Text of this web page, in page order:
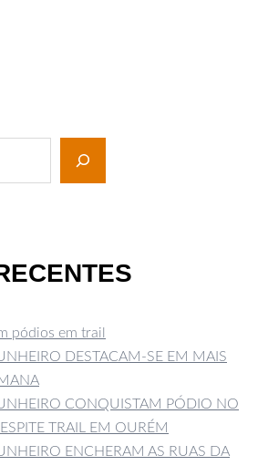
pódios em trail
DESTACAM-SE EM MAIS
CONQUISTAM PÓDIO NO
TRAIL EM OURÉM
ENCHERAM AS RUAS DA